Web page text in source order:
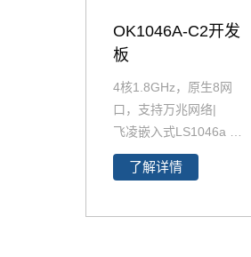
OK1046A-C2开发
板
4核1.8GHz，原生8网
口，支持万兆网络|
飞凌嵌入式LS1046a A
RM工控主板系列LS10
46开发板 基于 NXP LS
CPU,强大的万兆网络处
了解详情